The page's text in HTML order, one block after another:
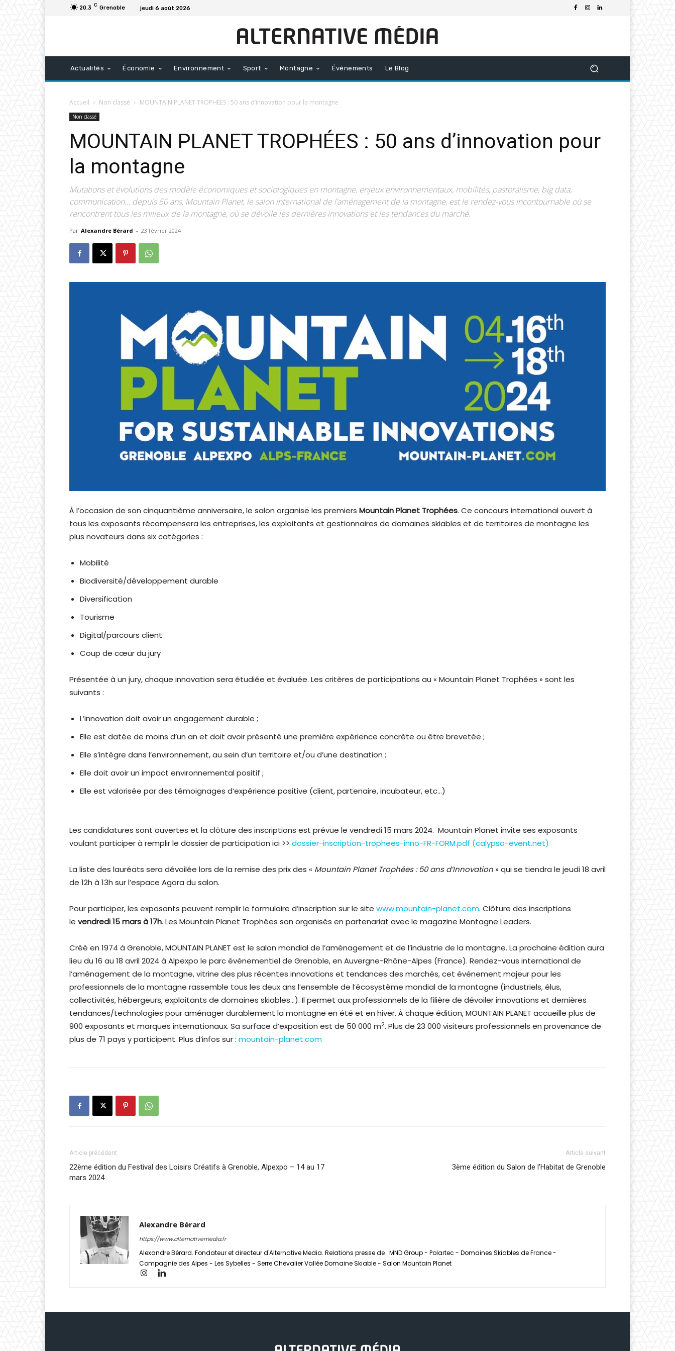
20.3 C Grenoble jeudi 6 août 2026
Actualités Économie Environnement Sport Montagne Événements Le Blog
Accueil Non classé MOUNTAIN PLANET TROPHÉES : 50 ans d’innovation pour la montagne
Non classé
MOUNTAIN PLANET TROPHÉES : 50 ans d’innovation pour
la montagne
Mutations et évolutions des modèle économiques et sociologiques en montagne, enjeux environnementaux, mobilités, pastoralisme, big data,
communication… depuis 50 ans, Mountain Planet, le salon international de l’aménagement de la montagne, est le rendez-vous incontournable où se
rencontrent tous les milieux de la montagne, où se dévoile les dernières innovations et les tendances du marché.
Par Alexandre Bérard - 23 février 2024
À l’occasion de son cinquantième anniversaire, le salon organise les premiers Mountain Planet Trophées. Ce concours international ouvert à
tous les exposants récompensera les entreprises, les exploitants et gestionnaires de domaines skiables et de territoires de montagne les
plus novateurs dans six catégories :
Mobilité
Biodiversité/développement durable
Diversification
Tourisme
Digital/parcours client
Coup de cœur du jury
Présentée à un jury, chaque innovation sera étudiée et évaluée. Les critères de participations au « Mountain Planet Trophées » sont les
suivants :
L’innovation doit avoir un engagement durable ;
Elle est datée de moins d’un an et doit avoir présenté une première expérience concrète ou être brevetée ;
Elle s’intègre dans l’environnement, au sein d’un territoire et/ou d’une destination ;
Elle doit avoir un impact environnemental positif ;
Elle est valorisée par des témoignages d’expérience positive (client, partenaire, incubateur, etc…)
Les candidatures sont ouvertes et la clôture des inscriptions est prévue le vendredi 15 mars 2024. Mountain Planet invite ses exposants
voulant participer à remplir le dossier de participation ici >> dossier-inscription-trophees-inno-FR-FORM.pdf (calypso-event.net)
La liste des lauréats sera dévoilée lors de la remise des prix des « Mountain Planet Trophées : 50 ans d’Innovation » qui se tiendra le jeudi 18 avril
de 12h à 13h sur l’espace Agora du salon.
Pour participer, les exposants peuvent remplir le formulaire d’inscription sur le site www.mountain-planet.com. Clôture des inscriptions
le vendredi 15 mars à 17h. Les Mountain Planet Trophées son organisés en partenariat avec le magazine Montagne Leaders.
Créé en 1974 à Grenoble, MOUNTAIN PLANET est le salon mondial de l’aménagement et de l’industrie de la montagne. La prochaine édition aura
lieu du 16 au 18 avril 2024 à Alpexpo le parc événementiel de Grenoble, en Auvergne-Rhône-Alpes (France). Rendez-vous international de
l’aménagement de la montagne, vitrine des plus récentes innovations et tendances des marchés, cet événement majeur pour les
professionnels de la montagne rassemble tous les deux ans l’ensemble de l’écosystème mondial de la montagne (industriels, élus,
collectivités, hébergeurs, exploitants de domaines skiables…). Il permet aux professionnels de la filière de dévoiler innovations et dernières
tendances/technologies pour aménager durablement la montagne en été et en hiver. À chaque édition, MOUNTAIN PLANET accueille plus de
900 exposants et marques internationaux. Sa surface d’exposition est de 50 000 m2. Plus de 23 000 visiteurs professionnels en provenance de
plus de 71 pays y participent. Plus d’infos sur : mountain-planet.com
Article précédent
22ème édition du Festival des Loisirs Créatifs à Grenoble, Alpexpo – 14 au 17
mars 2024
Article suivant
3ème édition du Salon de l’Habitat de Grenoble
Alexandre Bérard
https://www.alternativemedia.fr
Alexandre Bérard. Fondateur et directeur d'Alternative Media. Relations presse de : MND Group - Polartec - Domaines Skiables de France -
Compagnie des Alpes - Les Sybelles - Serre Chevalier Vallée Domaine Skiable - Salon Mountain Planet